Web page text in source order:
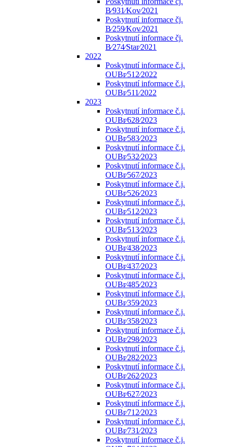
B⁄931⁄Kov⁄2021
Poskytnutí informace čj.
B⁄259⁄Kov⁄2021
Poskytnutí informace čj.
B⁄274⁄Star⁄2021
2022
Poskytnutí informace č.j.
OUBr⁄512⁄2022
Poskytnutí informace č.j.
OUBr⁄511⁄2022
2023
Poskytnutí informace č.j.
OUBr⁄628⁄2023
Poskytnutí informace č.j.
OUBr⁄583⁄2023
Poskytnutí informace č.j.
OUBr⁄532⁄2023
Poskytnutí informace č.j.
OUBr⁄567⁄2023
Poskytnutí informace č.j.
OUBr⁄526⁄2023
Poskytnutí informace č.j.
OUBr⁄512⁄2023
Poskytnutí informace č.j.
OUBr⁄513⁄2023
Poskytnutí informace č.j.
OUBr⁄438⁄2023
Poskytnutí informace č.j.
OUBr⁄437⁄2023
Poskytnutí informace č.j.
OUBr⁄485⁄2023
Poskytnutí informace č.j.
OUBr⁄359⁄2023
Poskytnutí informace č.j.
OUBr⁄358⁄2023
Poskytnutí informace č.j.
OUBr⁄298⁄2023
Poskytnutí informace č.j.
OUBr⁄282⁄2023
Poskytnutí informace č.j.
OUBr⁄262⁄2023
Poskytnutí informace č.j.
OUBr⁄627⁄2023
Poskytnutí informace č.j.
OUBr⁄712⁄2023
Poskytnutí informace č.j.
OUBr⁄731⁄2023
Poskytnutí informace č.j.